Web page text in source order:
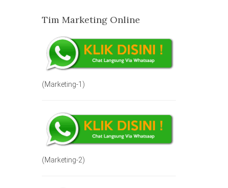
Tim Marketing Online
(Marketing-1)
(Marketing-2)